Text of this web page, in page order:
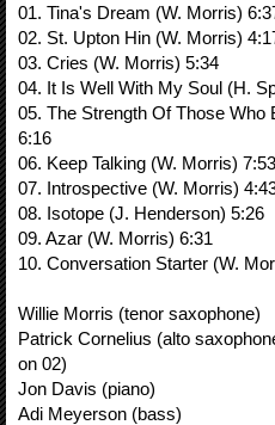
01. Tina's Dream (W. Morris)
02. St. Upton Hin (W. Morris)
03. Cries (W. Morris) 5:34
04. It Is Well With My Soul (H.
05. The Strength Of Those Who
6:16
06. Keep Talking (W. Morris)
07. Introspective (W. Morris)
08. Isotope (J. Henderson) 5:26
09. Azar (W. Morris) 6:31
10. Conversation Starter (W.
Willie Morris (tenor saxophone)
Patrick Cornelius (alto
on 02)
Jon Davis (piano)
Adi Meyerson (bass)